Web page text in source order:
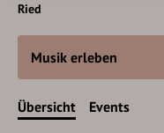
Ried
Musik erleben
Übersicht Events